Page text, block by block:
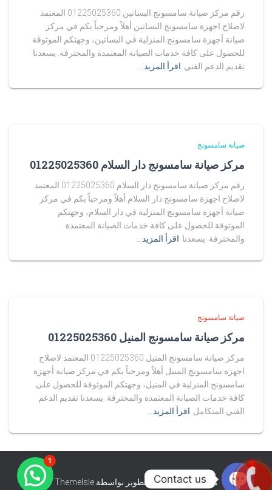
رقم مركز صيانة سامسونج البساتين 01225025360 المعتمد
لاصلاح اجهزة سامسونج البساتين أهلاً ومرحباً بكم في مركز
صيانة أجهزة سامسونج المنزلية في البساتين، وجهتكم الموثوقة
للحصول على كافة خدمات الصيانة المعتمدة والمحترفة. يسعدنا
تقديم الدعم الفني اقرأ المزيد…
صيانة سامسونج
مركز صيانة سامسونج دار السلام 01225025360
رقم مركز صيانة سامسونج دار السلام 01225025360 المعتمد
لاصلاح اجهزة سامسونج دار السلام أهلاً ومرحباً بكم في مركز
صيانة أجهزة سامسونج المنزلية في دار السلام، وجهتكم
الموثوقة للحصول على كافة خدمات الصيانة المعتمدة
والمحترفة. يسعدنا اقرأ المزيد…
صيانة سامسونج
مركز صيانة سامسونج المنيل 01225025360
مركز صيانة سامسونج المنيل 01225025360 المعتمد لاصلاح
اجهزة سامسونج المنيل أهلاً ومرحباً بكم في مركز صيانة أجهزة
سامسونج المنزلية في المنيل، وجهتكم الموثوقة للحصول على
كافة خدمات الصيانة المعتمدة والمحترفة. يسعدنا تقديم الدعم
الفني المتكامل اقرأ المزيد…
هستيا (Hestia) | تّم التطوير بواسطة ThemeIsle
1
Contact us
2